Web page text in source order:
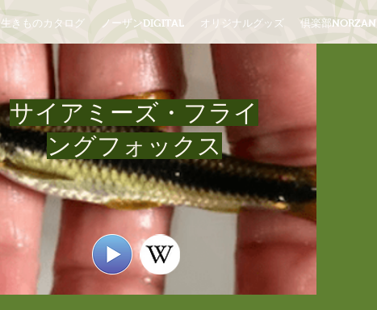
生きものカタログ ノーザンDIGITAL オリジナルグッズ 倶楽部NORZAN
サイアミーズ・フライ
ングフォックス